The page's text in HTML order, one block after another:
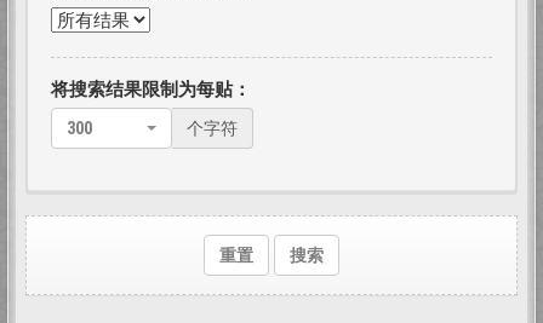
将搜索结果限制为每贴：
300 个字符
重置 搜索